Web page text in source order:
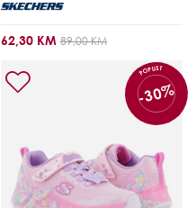
62,30 KM 89,00 KM
POPUST
-30%